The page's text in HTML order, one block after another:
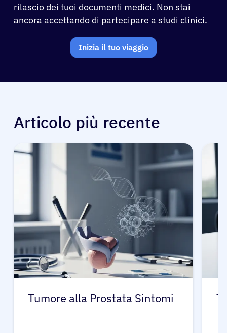
rilascio dei tuoi documenti medici. Non stai
ancora accettando di partecipare a studi clinici.
Inizia il tuo viaggio
Articolo più recente
Tumore alla Prostata Sintomi